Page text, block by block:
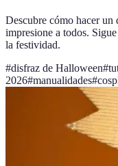
Descubre cómo hacer
impresione a todos.
la festividad.
#disfraz de Halloween#
2026#manualidades#